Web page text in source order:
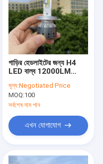
গাড়ির হেডলাইটের জন্য H4
LED বাল্ব 12000LM
হেডলাইট বাল্ব H4 Hi/Lo
মূল্য:Negotiated Price
MOQ:100
সর্বশেষ দাম পান
এখন যোগাযোগ